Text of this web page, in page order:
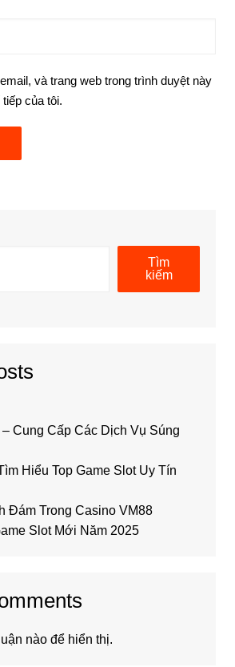
và trang web trong trình duyệt này
của tôi.
Tìm
kiếm
Cung Cấp Các Dịch Vụ Súng
Hiểu Top Game Slot Uy Tín
Đám Trong Casino VM88
Slot Mới Năm 2025
nào để hiển thị.